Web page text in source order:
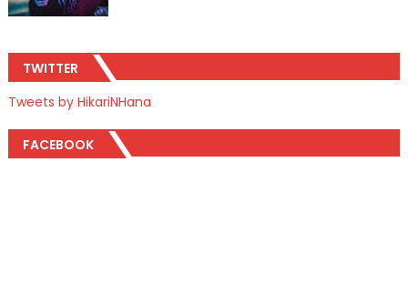
TWITTER
Tweets by HikariNHana
FACEBOOK